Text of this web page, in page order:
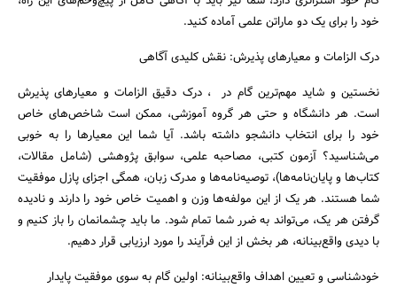
خود را برای یک دو ماراتن علمی آماده کنید.
درک الزامات و معیارهای پذیرش: نقش کلیدی آگاهی
نخستین و شاید مهم‌ترین گام در ، درک دقیق الزامات و معیارهای پذیرش
است. هر دانشگاه و حتی هر گروه آموزشی، ممکن است شاخص‌های خاص
خود را برای انتخاب دانشجو داشته باشد. آیا شما این معیارها را به خوبی
می‌شناسید؟ آزمون کتبی، مصاحبه علمی، سوابق پژوهشی (شامل مقالات،
کتاب‌ها و پایان‌نامه‌ها)، توصیه‌نامه‌ها و مدرک زبان، همگی اجزای پازل موفقیت
شما هستند. هر یک از این مولفه‌ها وزن و اهمیت خاص خود را دارند و نادیده
گرفتن هر یک، می‌تواند به ضرر شما تمام شود. ما باید چشمانمان را باز کنیم و
با دیدی واقع‌بینانه، هر بخش از این فرآیند را مورد ارزیابی قرار دهیم.
خودشناسی و تعیین اهداف واقع‌بینانه: اولین گام به سوی موفقیت پایدار